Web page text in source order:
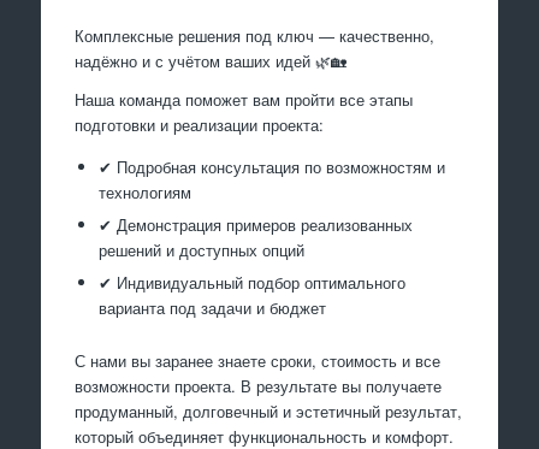
Комплексные решения под ключ — качественно,
надёжно и с учётом ваших идей 🌿🏡
Наша команда поможет вам пройти все этапы
подготовки и реализации проекта:
✔ Подробная консультация по возможностям и
технологиям
✔ Демонстрация примеров реализованных
решений и доступных опций
✔ Индивидуальный подбор оптимального
варианта под задачи и бюджет
С нами вы заранее знаете сроки, стоимость и все
возможности проекта. В результате вы получаете
продуманный, долговечный и эстетичный результат,
который объединяет функциональность и комфорт.